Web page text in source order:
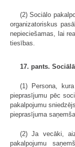
(2) Sociālo
organizatoriskus
nepieciešamas, lai
tiesības.
17. pants.
(1) Persona,
pieprasījumu pēc
pakalpojumu
pieprasījuma
(2) Ja vecāki,
pakalpojumu